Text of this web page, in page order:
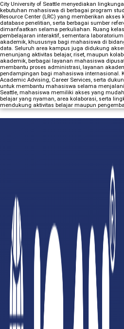
City University of Seattle menyediakan
kebutuhan mahasiswa di berbagai program
Resource Center (LRC) yang memberikan akses
database penelitian, serta berbagai sumber
dimanfaatkan selama perkuliahan. Ruang
pembelajaran interaktif, sementara
akademik, khususnya bagi mahasiswa di
data. Seluruh area kampus juga didukung
menunjang aktivitas belajar, riset, maupun
akademik, berbagai layanan mahasiswa
membantu proses administrasi, layanan
pendampingan bagi mahasiswa internasional.
Academic Advising, Career Services, serta
untuk membantu mahasiswa selama
Seattle, mahasiswa memiliki akses yang
belajar yang nyaman, area kolaborasi, serta
mendukung aktivitas belajar maupun